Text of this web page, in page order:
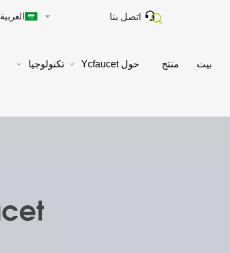
 اتصل بنا العربية
بيت منتج حول Ycfaucet تكنولوجيا